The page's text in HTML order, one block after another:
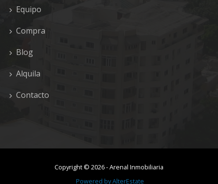
Equipo
Compra
Blog
Alquila
Contacto
Copyright © 2026-Arenal Inmobiliaria
Powered byAlterEstate